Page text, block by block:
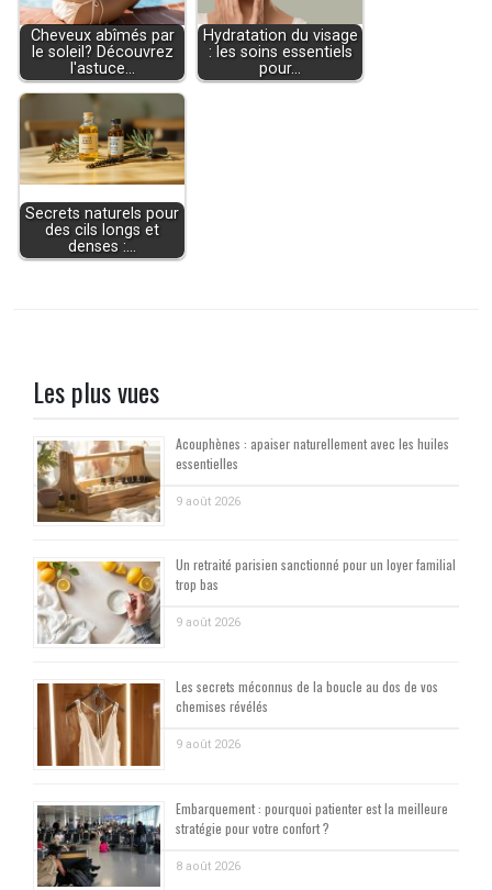
Cheveux abîmés par
le soleil? Découvrez
l'astuce…
Hydratation du visage
: les soins essentiels
pour…
Secrets naturels pour
des cils longs et
denses :…
Les plus vues
Acouphènes : apaiser naturellement avec les huiles
essentielles
9 août 2026
Un retraité parisien sanctionné pour un loyer familial
trop bas
9 août 2026
Les secrets méconnus de la boucle au dos de vos
chemises révélés
9 août 2026
Embarquement : pourquoi patienter est la meilleure
stratégie pour votre confort ?
8 août 2026